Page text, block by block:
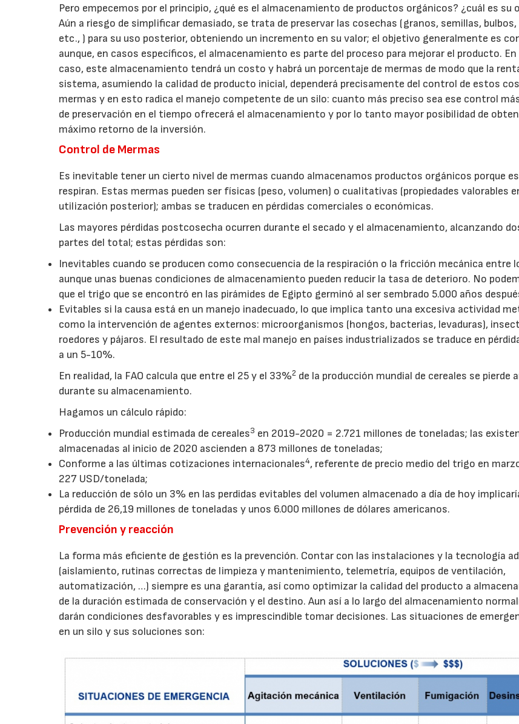
Pero empecemos por el principio, ¿qué es el almacenamiento de productos orgánicos? ¿cuál es su
Aún a riesgo de simplificar demasiado, se trata de preservar las cosechas (granos, semillas,
etc., ) para su uso posterior, obteniendo un incremento en su valor; el objetivo generalmente es
aunque, en casos específicos, el almacenamiento es parte del proceso para mejorar el producto. En
caso, este almacenamiento tendrá un costo y habrá un porcentaje de mermas de modo que la
sistema, asumiendo la calidad de producto inicial, dependerá precisamente del control de estos
mermas y en esto radica el manejo competente de un silo: cuanto más preciso sea ese control
de preservación en el tiempo ofrecerá el almacenamiento y por lo tanto mayor posibilidad de
máximo retorno de la inversión.
Control de Mermas
Es inevitable tener un cierto nivel de mermas cuando almacenamos productos orgánicos porque
respiran. Estas mermas pueden ser físicas (peso, volumen) o cualitativas (propiedades valorables
utilización posterior); ambas se traducen en pérdidas comerciales o económicas.
Las mayores pérdidas postcosecha ocurren durante el secado y el almacenamiento, alcanzando
partes del total; estas pérdidas son:
Inevitables cuando se producen como consecuencia de la respiración o la fricción mecánica entre
aunque unas buenas condiciones de almacenamiento pueden reducir la tasa de deterioro. No
que el trigo que se encontró en las pirámides de Egipto germinó al ser sembrado 5.000 años
Evitables si la causa está en un manejo inadecuado, lo que implica tanto una excesiva actividad
como la intervención de agentes externos: microorganismos (hongos, bacterias, levaduras),
roedores y pájaros. El resultado de este mal manejo en países industrializados se traduce en
a un 5-10%.
En realidad, la FAO calcula que entre el 25 y el 33%2 de la producción mundial de cereales se pierde
durante su almacenamiento.
Hagamos un cálculo rápido:
Producción mundial estimada de cereales3 en 2019-2020 = 2.721 millones de toneladas; las
almacenadas al inicio de 2020 ascienden a 873 millones de toneladas;
Conforme a las últimas cotizaciones internacionales4, referente de precio medio del trigo en
227 USD/tonelada;
La reducción de sólo un 3% en las perdidas evitables del volumen almacenado a día de hoy
pérdida de 26,19 millones de toneladas y unos 6.000 millones de dólares americanos.
Prevención y reacción
La forma más eficiente de gestión es la prevención. Contar con las instalaciones y la tecnología
(aislamiento, rutinas correctas de limpieza y mantenimiento, telemetría, equipos de ventilación,
automatización, …) siempre es una garantía, así como optimizar la calidad del producto a
de la duración estimada de conservación y el destino. Aun así a lo largo del almacenamiento
darán condiciones desfavorables y es imprescindible tomar decisiones. Las situaciones de
en un silo y sus soluciones son:
22/07/2026 29/